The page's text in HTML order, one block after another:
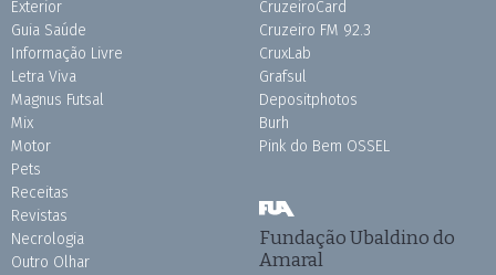
Exterior
Guia Saúde
Informação Livre
Letra Viva
Magnus Futsal
Mix
Motor
Pets
Receitas
Revistas
Necrologia
Outro Olhar
CruzeiroCard
Cruzeiro FM 92.3
CruxLab
Grafsul
Depositphotos
Burh
Pink do Bem OSSEL
Fundação Ubaldino do
Amaral